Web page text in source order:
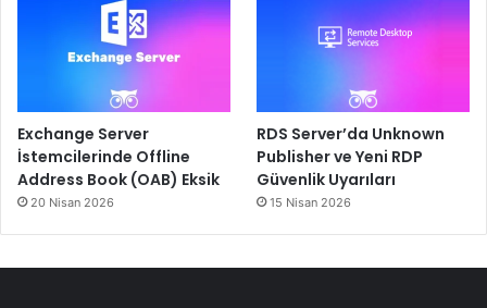
Exchange Server
İstemcilerinde Offline
Address Book (OAB) Eksik
20 Nisan 2026
RDS Server’da Unknown
Publisher ve Yeni RDP
Güvenlik Uyarıları
15 Nisan 2026